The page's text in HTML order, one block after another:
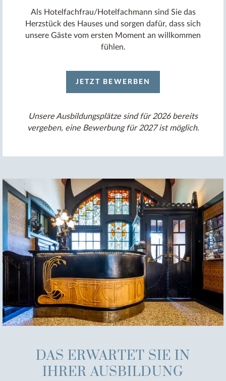
Als Hotelfachfrau/Hotelfachmann sind Sie das
Herzstück des Hauses und sorgen dafür, dass sich
unsere Gäste vom ersten Moment an willkommen
fühlen.
JETZT BEWERBEN
Unsere Ausbildungsplätze sind für 2026 bereits
vergeben, eine Bewerbung für 2027 ist möglich.
DAS ERWARTET SIE IN
IHRER AUSBILDUNG